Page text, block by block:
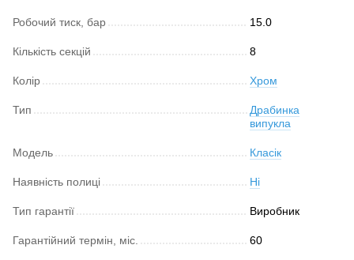
Робочий тиск, бар 15.0
Кількість секцій 8
Колір Хром
Тип
Драбинка
випукла
Модель Класік
Наявність полиці Ні
Тип гарантії Виробник
Гарантійний термін, міс. 60